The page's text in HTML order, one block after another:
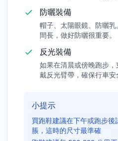
防曬裝備
帽子、太陽眼鏡、防曬
間長，做好防曬很重要。
反光裝備
如果在清晨或傍晚跑步
戴反光臂帶，確保行車安
小提示
買跑鞋建議在下午或跑步
脹，這時的尺寸最準確